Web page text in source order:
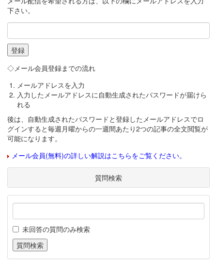
下さい。
◇メール会員登録までの流れ
メールアドレスを入力
入力したメールアドレスに自動生成されたパスワードが届けら
れる
後は、自動生成されたパスワードと登録したメールアドレスでロ
グインすると毎週月曜からの一週間あたり2つの記事の全文閲覧が
可能になります。
メール会員(無料)の詳しい解説はこちらをご覧ください。
質問検索
未回答の質問のみ検索